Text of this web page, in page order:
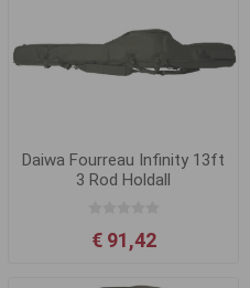
Daiwa Fourreau Infinity 13ft
3 Rod Holdall
€ 91,42